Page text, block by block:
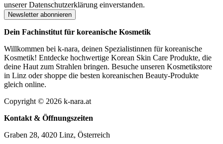
unserer Datenschutzerklärung einverstanden.
Newsletter abonnieren
Dein Fachinstitut für koreanische Kosmetik
Willkommen bei k-nara, deinen Spezialistinnen für koreanische
Kosmetik! Entdecke hochwertige Korean Skin Care Produkte, die
deine Haut zum Strahlen bringen. Besuche unseren Kosmetikstore
in Linz oder shoppe die besten koreanischen Beauty-Produkte
gleich online.
Copyright © 2026 k-nara.at
Kontakt & Öffnungszeiten
Graben 28, 4020 Linz, Österreich